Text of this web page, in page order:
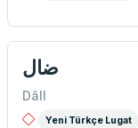
ضال
Dâll
Yeni Türkçe Lugat